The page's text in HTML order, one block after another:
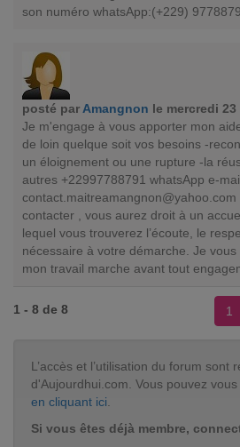
son numéro whatsApp:(+229)
posté parAmangnon le mercredi
Je m'engage à vous apporter mon
de loin quelque soit vos besoins -
un éloignement ou une rupture -la
autres +22997788791 whatsApp e-
contact.maitreamangnon@yahoo.com
contacter , vous aurez droit à un
lequel vous trouverez l’écoute, le
nécessaire à votre démarche. Je
mon travail marche avant tout
1 - 8 de 8 1
L’accès et l’utilisation du forum sont
d'Aujourdhui.com. Vous pouvez
en cliquant ici.
Si vous êtes déjà membre,